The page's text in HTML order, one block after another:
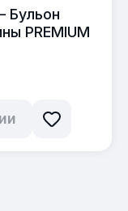
Бульон
PREMIUM